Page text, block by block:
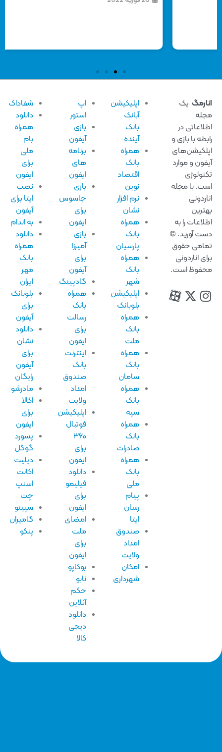
یک
در
با بازی و
و موارد
با مجله
را به
آورید. ©
حقوق
اناردونی
است.
اپلیکیشن
آبانک
آینده
همراه
اقتصاد
نرم افزار
نشان
همراه
پارسیان
همراه
اپلیکیشن
بلوبانک
همراه
همراه
سامان
همراه
همراه
صادرات
همراه
پیام
رسان
صندوق
امداد
ولایت
امکان
شهرداری
اپ
استور
بازی
آیفون
برنامه
ایفون
بازی
جاسوس
ایفون
بازی
آیفون
گادپینگ
همراه
رسالت
ایفون
اینترنت
صندوق
امداد
ولایت
اپلیکیشن
فوتبال
ایفون
دانلود
فیلیمو
ایفون
امضای
ایفون
بوکاپو
نابو
حکم
آنلاین
دانلود
دیجی
شفاداک
دانلود
همراه
ایفون
نصب
ایتا برای
آیفون
به اندام
دانلود
همراه
بلوبانک
آیفون
دانلود
نشان
آیفون
رایگان
مادرشو
اکالا
ایفون
پسورد
گوگل
دیلیت
اکانت
اسنپ
سپینو
گامیران
پنکو